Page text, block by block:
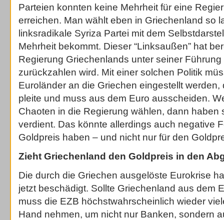
Parteien konnten keine Mehrheit für eine
erreichen. Man wählt eben in Griechenland so
linksradikale Syriza Partei mit dem
Mehrheit bekommt. Dieser “Linksaußen” hat
Regierung Griechenlands unter seiner
zurückzahlen wird. Mit einer solchen Politik
Euroländer an die Griechen eingestellt
pleite und muss aus dem Euro ausscheiden.
Chaoten in die Regierung wählen, dann haben
verdient. Das könnte allerdings auch negative
Goldpreis haben – und nicht nur für den
Zieht Griechenland den Goldpreis in den
Die durch die Griechen ausgelöste Eurokrise
jetzt beschädigt. Sollte Griechenland aus dem
muss die EZB höchstwahrscheinlich wieder
Hand nehmen, um nicht nur Banken, sondern